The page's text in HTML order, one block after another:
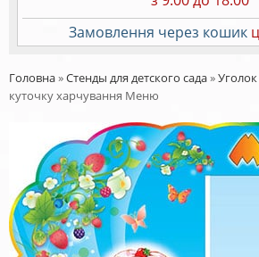
Замовлення через кошик
Головна»Стенды для детского сада»
куточку харчування Меню